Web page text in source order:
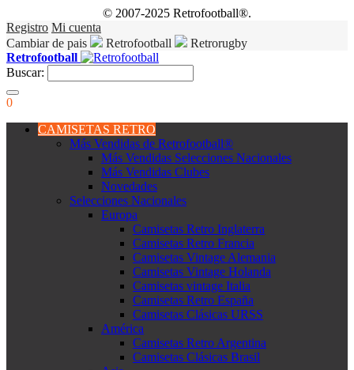
© 2007-2025 Retrofootball®.
Registro Mi cuenta
Cambiar de pais
Retrofootball
Retrorugby
Retrofootball
Buscar:
0
CAMISETAS RETRO
Más Vendidas de Retrofootball®
Más Vendidas Selecciones Nacionales
Más Vendidas Clubes
Novedades
Selecciones Nacionales
Europa
Camisetas Retro Inglaterra
Camisetas Retro Francia
Camisetas Vintage Alemania
Camisetas Vintage Holanda
Camisetas vintage Italia
Camisetas Retro España
Camisetas Clásicas URSS
América
Camisetas Retro Argentina
Camisetas Clásicas Brasil